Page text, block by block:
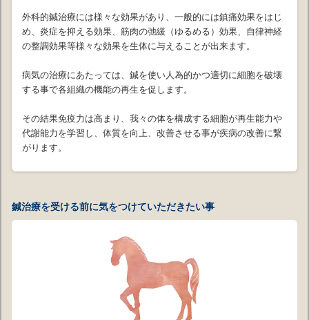
外科的鍼治療には様々な効果があり、一般的には鎮痛効果をはじ
め、炎症を抑える効果、筋肉の弛緩（ゆるめる）効果、自律神経
の整調効果等様々な効果を生体に与えることが出来ます。
病気の治療にあたっては、鍼を使い人為的かつ適切に細胞を破壊
する事で各組織の機能の再生を促します。
その結果免疫力は高まり、我々の体を構成する細胞が再生能力や
代謝能力を学習し、体質を向上、改善させる事が疾病の改善に繋
がります。
鍼治療を受ける前に気をつけていただきたい事